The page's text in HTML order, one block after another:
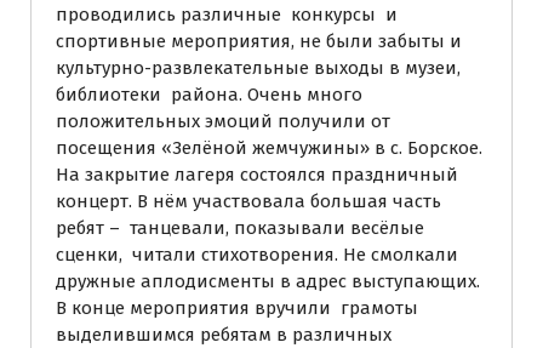
проводились различные конкурсы и
спортивные мероприятия, не были забыты и
культурно-развлекательные выходы в музеи,
библиотеки района. Очень много
положительных эмоций получили от
посещения «Зелёной жемчужины» в с. Борское.
На закрытие лагеря состоялся праздничный
концерт. В нём участвовала большая часть
ребят – танцевали, показывали весёлые
сценки, читали стихотворения. Не смолкали
дружные аплодисменты в адрес выступающих.
В конце мероприятия вручили грамоты
выделившимся ребятам в различных